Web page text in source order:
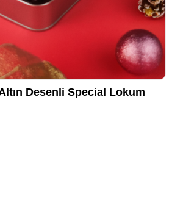
Desenli Special Lokum